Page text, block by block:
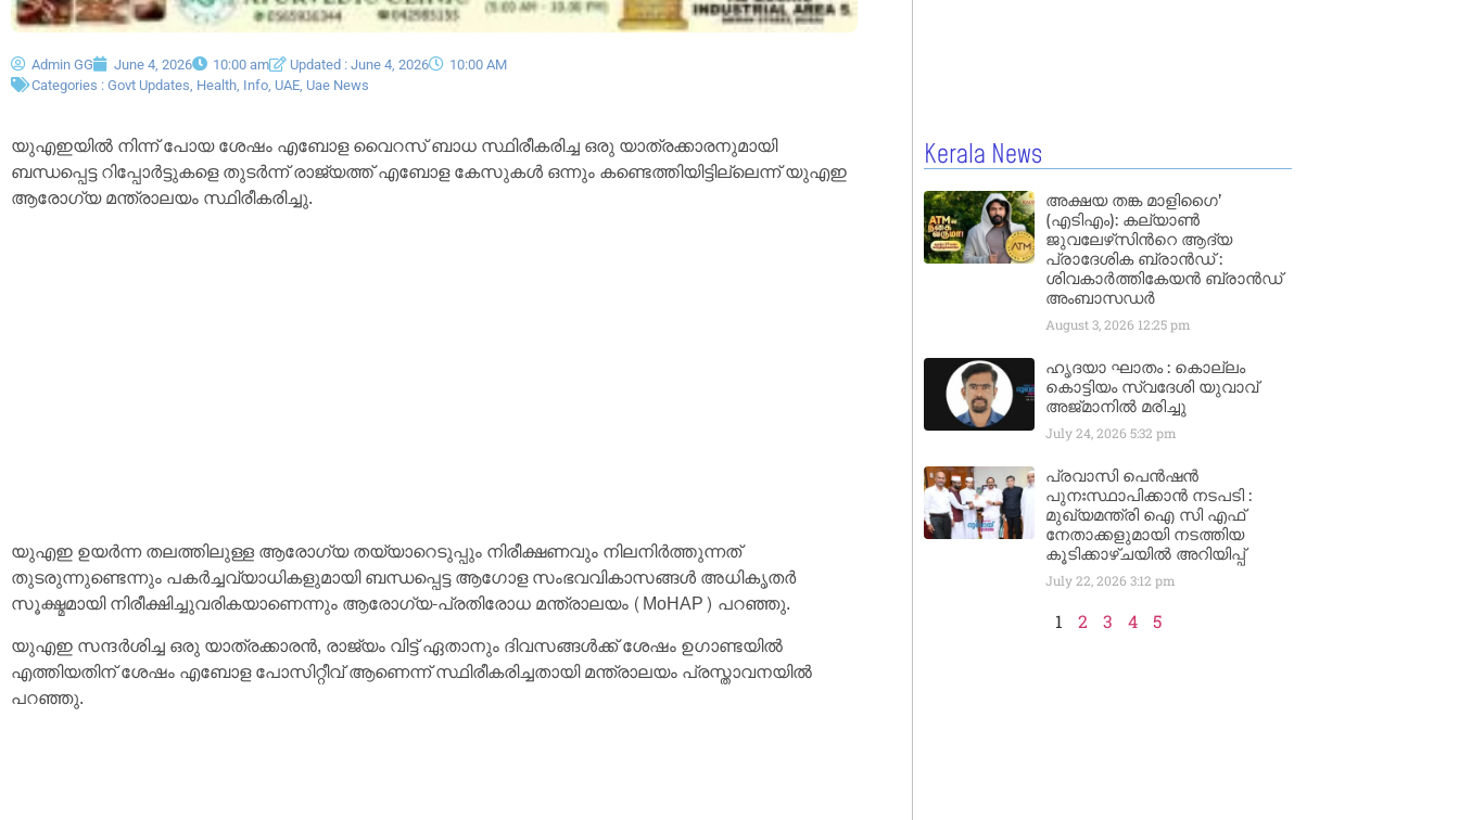
Admin GG June 4, 2026 10:00 am Updated : June 4, 2026
10:00 AM
Categories : Govt Updates Health Info UAE Uae News
യുഎഇയിൽ നിന്ന് പോയ ശേഷം എബോള വൈറസ് ബാധ സ്ഥിരീകരിച്ച ഒരു യാത്രക്കാരനുമായി
ബന്ധപ്പെട്ട റിപ്പോർട്ടുകളെ തുടർന്ന് രാജ്യത്ത് എബോള കേസുകൾ ഒന്നും കണ്ടെത്തിയിട്ടില്ലെന്ന് യുഎഇ
ആരോഗ്യ മന്ത്രാലയം സ്ഥിരീകരിച്ചു.
യുഎഇ ഉയർന്ന തലത്തിലുള്ള ആരോഗ്യ തയ്യാറെടുപ്പും നിരീക്ഷണവും നിലനിർത്തുന്നത്
തുടരുന്നുണ്ടെന്നും പകർച്ചവ്യാധികളുമായി ബന്ധപ്പെട്ട ആഗോള സംഭവവികാസങ്ങൾ അധികൃതർ
സൂക്ഷ്മമായി നിരീക്ഷിച്ചുവരികയാണെന്നും ആരോഗ്യ-പ്രതിരോധ മന്ത്രാലയം (MoHAP) പറഞ്ഞു.
യുഎഇ സന്ദർശിച്ച ഒരു യാത്രക്കാരന്‍, രാജ്യം വിട്ട് ഏതാനും ദിവസങ്ങൾക്ക് ശേഷം ഉഗാണ്ടയിൽ
എത്തിയതിന് ശേഷം എബോള പോസിറ്റീവ് ആണെന്ന് സ്ഥിരീകരിച്ചതായി മന്ത്രാലയം പ്രസ്താവനയിൽ
പറഞ്ഞു.
Kerala News
അക്ഷയ തങ്ക മാളിഗൈ’
(എടിഎം): കല്യാണ്‍
ജുവലേഴ്‌സിന്‍റെ ആദ്യ
പ്രാദേശിക ബ്രാന്‍ഡ് :
ശിവകാര്‍ത്തികേയന്‍ ബ്രാന്‍ഡ്
അംബാസഡര്‍
August 3, 2026 12:25 pm
ഹൃദയാ ഘാതം : കൊല്ലം
കൊട്ടിയം സ്വദേശി യുവാവ്
അജ്മാനിൽ മരിച്ചു
July 24, 2026 5:32 pm
പ്രവാസി പെൻഷൻ
പുനഃസ്ഥാപിക്കാൻ നടപടി :
മുഖ്യമന്ത്രി ഐ സി എഫ്
നേതാക്കളുമായി നടത്തിയ
കൂടിക്കാഴ്ചയിൽ അറിയിപ്പ്
July 22, 2026 3:12 pm
1 2 3 4 5